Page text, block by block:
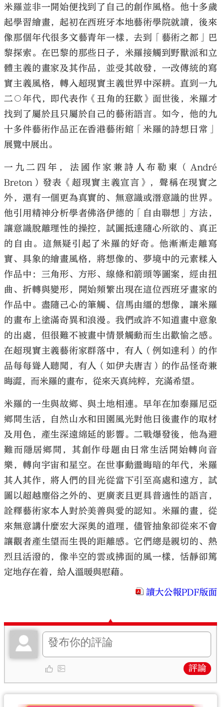
米羅並非一開始便找到了自己的創作風格。他十多歲
起學習繪畫，起初在西班牙本地藝術學院就讀，後來
像那個年代很多文藝青年一樣，去到「藝術之都」巴
黎探索。在巴黎的那些日子，米羅接觸到野獸派和立
體主義的畫家及其作品，並受其啟發，一改傳統的寫
實主義風格，轉入超現實主義世界中深耕。直到一九
二○年代，即代表作《丑角的狂歡》面世後，米羅才
找到了屬於且只屬於自己的藝術語言。如今，他的九
十多件藝術作品正在香港藝術館「米羅的詩想日常」
展覽中展出。
一九二四年，法國作家兼詩人布勒東（André
Breton）發表《超現實主義宣言》，聲稱在現實之
外，還有一個更為真實的、無意識或潛意識的世界。
他引用精神分析學者佛洛伊德的「自由聯想」方法，
讓意識脫離理性的操控，試圖抵達隨心所欲的、真正
的自由。這無疑引起了米羅的好奇。他漸漸走離寫
實、具象的繪畫風格，將想像的、夢境中的元素糅入
作品中：三角形、方形、線條和箭頭等圖案，經由扭
曲、折轉與變形，開始頻繁出現在這位西班牙畫家的
作品中。盡隨己心的筆觸、信馬由繮的想像，讓米羅
的畫布上塗滿奇異和浪漫。我們或許不知道畫中意象
的出處，但很難不被畫中情景觸動而生出歡愉之感。
在超現實主義藝術家群落中，有人（例如達利）的作
品每每聳人聽聞，有人（如伊夫唐吉）的作品怪奇兼
晦澀，而米羅的畫布，從來天真純粹，充滿希望。
米羅的一生與故鄉、與土地相連。早年在加泰羅尼亞
鄉間生活，自然山水和田園風光對他日後畫作的取材
及用色，產生深遠綿延的影響。二戰爆發後，他為避
難而隱居鄉間，其創作母題由日常生活開始轉向音
樂，轉向宇宙和星空。在世事動盪晦暗的年代，米羅
其人其作，將人們的目光從當下引至高處和遠方，試
圖以超越塵俗之外的、更廣袤且更具普適性的語言，
詮釋藝術家本人對於美善與愛的認知。米羅的畫，從
來無意講什麼宏大深奧的道理，儘管抽象卻從來不會
讓觀者產生望而生畏的距離感。它們總是親切的、熱
烈且活潑的，像半空的雲或拂面的風一樣，恬靜卻篤
定地存在着，給人溫暖與慰藉。
讀大公報PDF版面
評論